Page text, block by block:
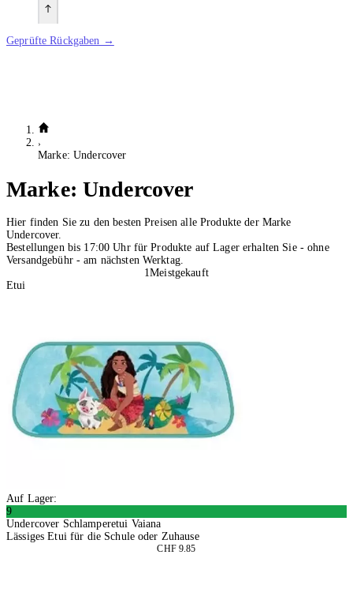
Geprüfte Rückgaben →
Marke: Undercover
Marke: Undercover
Hier finden Sie zu den besten Preisen alle Produkte der Marke
Undercover.
Bestellungen bis 17:00 Uhr für Produkte auf Lager erhalten Sie - ohne
Versandgebühr - am nächsten Werktag.
1Meistgekauft
Etui
Auf Lager:
9
Undercover Schlamperetui Vaiana
Lässiges Etui für die Schule oder Zuhause
CHF 9.85